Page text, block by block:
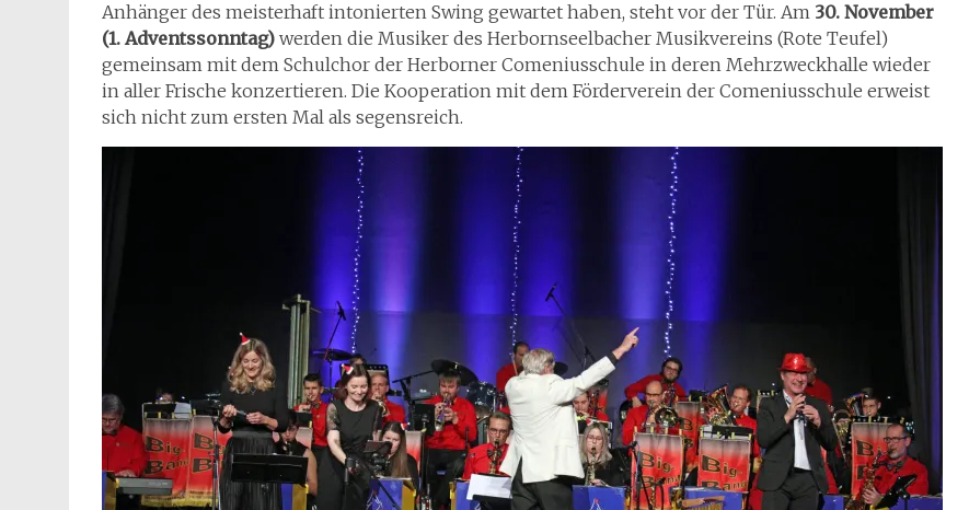
Anhänger des meisterhaft intonierten Swing gewartet haben, steht vor der Tür. Am 30. November
(1. Adventssonntag) werden die Musiker des Herbornseelbacher Musikvereins (Rote Teufel)
gemeinsam mit dem Schulchor der Herborner Comeniusschule in deren Mehrzweckhalle wieder
in aller Frische konzertieren. Die Kooperation mit dem Förderverein der Comeniusschule erweist
sich nicht zum ersten Mal als segensreich.